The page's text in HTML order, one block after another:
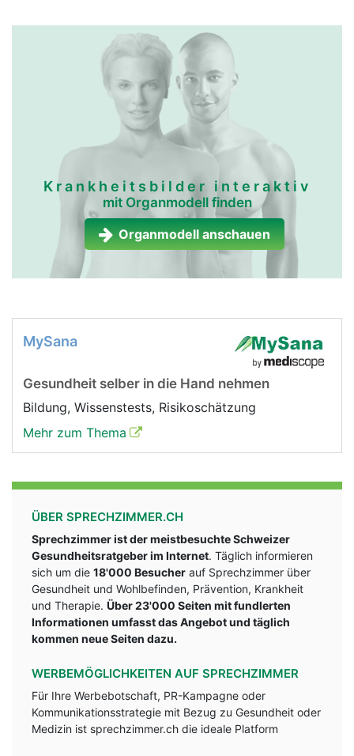
Krankheitsbilder interaktiv
mit Organmodell finden
Organmodell anschauen
MySana
Gesundheit selber in die Hand nehmen
Bildung, Wissenstests, Risikoschätzung
Mehr zum Thema
ÜBER SPRECHZIMMER.CH
Sprechzimmer ist der meistbesuchte Schweizer
Gesundheitsratgeber im Internet. Täglich informieren
sich um die 18'000 Besucher auf Sprechzimmer über
Gesundheit und Wohlbefinden, Prävention, Krankheit
und Therapie. Über 23'000 Seiten mit fundlerten
Informationen umfasst das Angebot und täglich
kommen neue Seiten dazu.
WERBEMÖGLICHKEITEN AUF SPRECHZIMMER
Für Ihre Werbebotschaft, PR-Kampagne oder
Kommunikationsstrategie mit Bezug zu Gesundheit oder
Medizin ist sprechzimmer.ch die ideale Platform